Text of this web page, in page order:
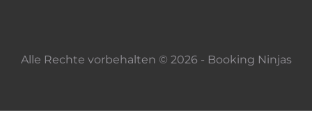
Alle Rechte vorbehalten © 2026 - Booking Ninjas